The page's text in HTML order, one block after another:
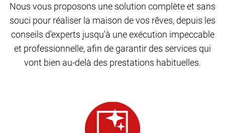
Nous vous proposons une solution complète et sans
souci pour réaliser la maison de vos rêves, depuis les
conseils d'experts jusqu'à une exécution impeccable
et professionnelle, afin de garantir des services qui
vont bien au-delà des prestations habituelles.